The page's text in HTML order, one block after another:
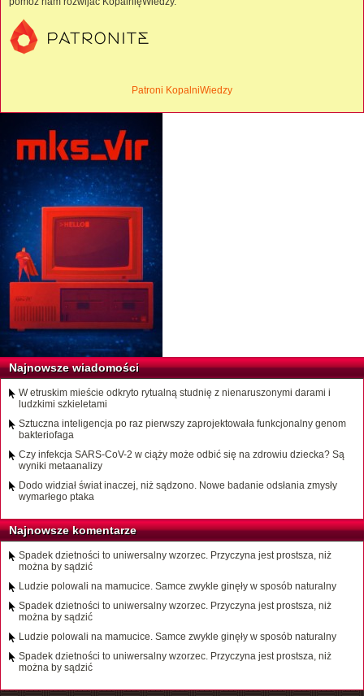
Patroni KopalniWiedzy
Najnowsze wiadomości
W etruskim mieście odkryto rytualną studnię z nienaruszonymi darami i
ludzkimi szkieletami
Sztuczna inteligencja po raz pierwszy zaprojektowała funkcjonalny genom
bakteriofaga
Czy infekcja SARS-CoV-2 w ciąży może odbić się na zdrowiu dziecka? Są
wyniki metaanalizy
Dodo widział świat inaczej, niż sądzono. Nowe badanie odsłania zmysły
wymarłego ptaka
Najnowsze komentarze
Spadek dzietności to uniwersalny wzorzec. Przyczyna jest prostsza, niż
można by sądzić
Ludzie polowali na mamucice. Samce zwykle ginęły w sposób naturalny
Spadek dzietności to uniwersalny wzorzec. Przyczyna jest prostsza, niż
można by sądzić
Ludzie polowali na mamucice. Samce zwykle ginęły w sposób naturalny
Spadek dzietności to uniwersalny wzorzec. Przyczyna jest prostsza, niż
można by sądzić